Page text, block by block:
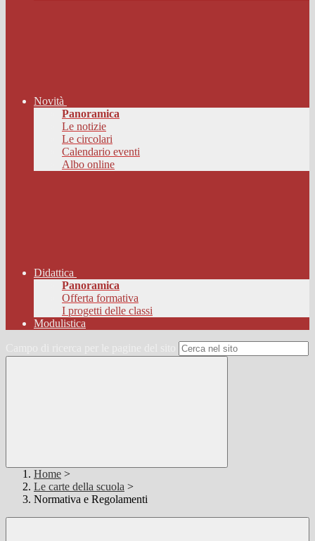
Novità
Panoramica
Le notizie
Le circolari
Calendario eventi
Albo online
Didattica
Panoramica
Offerta formativa
I progetti delle classi
Modulistica
Home >
Le carte della scuola >
Normativa e Regolamenti